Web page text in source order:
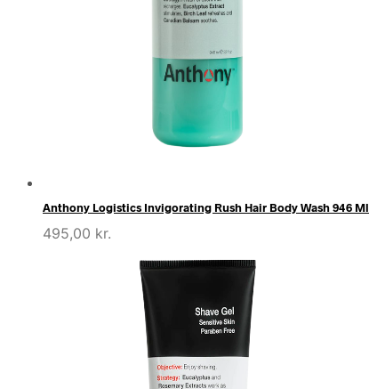
Anthony Logistics Invigorating Rush Hair Body Wash 946 Ml
495,00 kr.